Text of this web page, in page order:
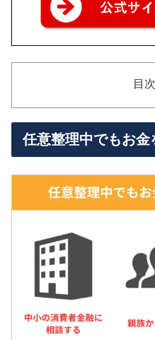
目次
任意整理中でもお